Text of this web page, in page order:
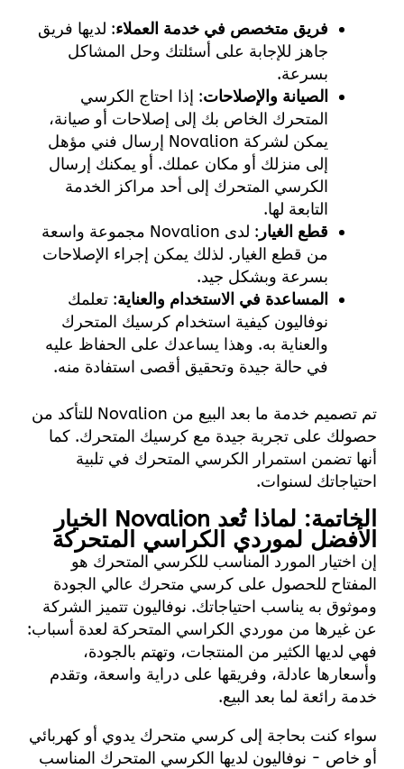
فريق متخصص في خدمة العملاء: لديها فريق
جاهز للإجابة على أسئلتك وحل المشاكل
بسرعة.
الصيانة والإصلاحات: إذا احتاج الكرسي
المتحرك الخاص بك إلى إصلاحات أو صيانة،
يمكن لشركة Novalion إرسال فني مؤهل
إلى منزلك أو مكان عملك. أو يمكنك إرسال
الكرسي المتحرك إلى أحد مراكز الخدمة
التابعة لها.
قطع الغيار
: لدى Novalion مجموعة واسعة
من قطع الغيار. لذلك يمكن إجراء الإصلاحات
بسرعة وبشكل جيد.
المساعدة في الاستخدام والعناية: تعلمك
نوفاليون كيفية استخدام كرسيك المتحرك
والعناية به. وهذا يساعدك على الحفاظ عليه
في حالة جيدة وتحقيق أقصى استفادة منه.
تم تصميم خدمة ما بعد البيع من Novalion للتأكد من
حصولك على تجربة جيدة مع كرسيك المتحرك. كما
أنها تضمن استمرار الكرسي المتحرك في تلبية
احتياجاتك لسنوات.
الخاتمة: لماذا تُعد Novalion الخيار
الأفضل لموردي الكراسي المتحركة
إن اختيار المورد المناسب للكرسي المتحرك هو
المفتاح للحصول على كرسي متحرك عالي الجودة
وموثوق به يناسب احتياجاتك.نوفاليونتتميز الشركة
عن غيرها من موردي الكراسي المتحركة لعدة أسباب:
فهي لديها الكثير من المنتجات، وتهتم بالجودة،
وأسعارها عادلة، وفريقها على دراية واسعة، وتقدم
خدمة رائعة لما بعد البيع.
سواء كنت بحاجة إلى كرسي متحرك يدوي أو كهربائي
أو خاص - نوفاليون لديها الكرسي المتحرك المناسب